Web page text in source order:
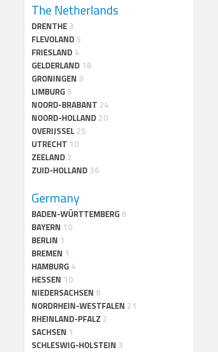
The Netherlands
DRENTHE3
FLEVOLAND 5
FRIESLAND 4
GELDERLAND 18
GRONINGEN 9
LIMBURG 5
NOORD-BRABANT 24
NOORD-HOLLAND 20
OVERIJSSEL25
UTRECHT 10
ZEELAND 2
ZUID-HOLLAND 36
Germany
BADEN-WÜRTTEMBERG 6
BAYERN 10
BERLIN 1
BREMEN 1
HAMBURG 4
HESSEN 10
NIEDERSACHSEN 8
NORDRHEIN-WESTFALEN 21
RHEINLAND-PFALZ 2
SACHSEN 1
SCHLESWIG-HOLSTEIN 3